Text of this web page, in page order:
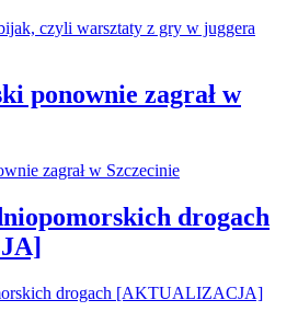
ponownie zagrał w
drogach